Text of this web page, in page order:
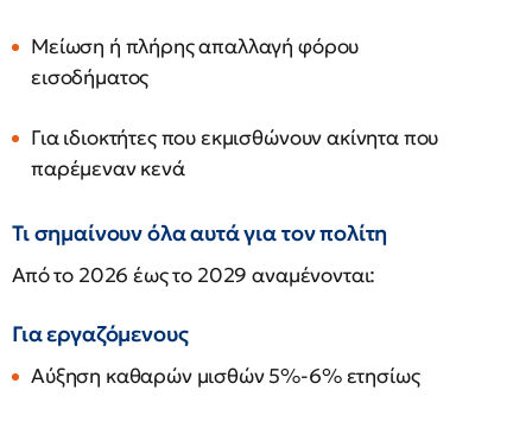
Μείωση ή πλήρης απαλλαγή φόρου
εισοδήματος
Για ιδιοκτήτες που εκμισθώνουν ακίνητα που
παρέμεναν κενά
Τι σημαίνουν όλα αυτά για τον πολίτη
Από το 2026 έως το 2029 αναμένονται:
Για εργαζόμενους
Αύξηση καθαρών μισθών 5%-6% ετησίως